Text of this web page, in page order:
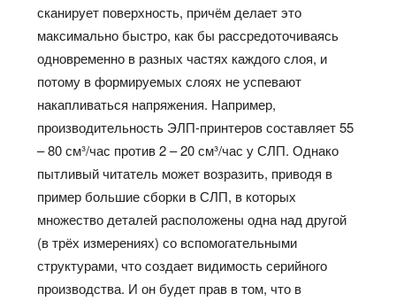
сканирует поверхность, причём делает это
максимально быстро, как бы рассредоточиваясь
одновременно в разных частях каждого слоя, и
потому в формируемых слоях не успевают
накапливаться напряжения. Например,
производительность ЭЛП-принтеров составляет 55
– 80 см³/час против 2 – 20 см³/час у СЛП. Однако
пытливый читатель может возразить, приводя в
пример большие сборки в СЛП, в которых
множество деталей расположены одна над другой
(в трёх измерениях) со вспомогательными
структурами, что создает видимость серийного
производства. И он будет прав в том, что в